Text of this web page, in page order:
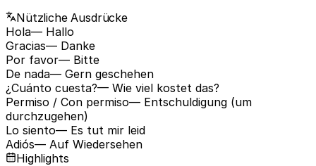
Nützliche Ausdrücke
Hola— Hallo
Gracias— Danke
Por favor— Bitte
De nada— Gern geschehen
¿Cuánto cuesta?— Wie viel kostet das?
Permiso / Con permiso— Entschuldigung (um
durchzugehen)
Lo siento— Es tut mir leid
Adiós— Auf Wiedersehen
Highlights